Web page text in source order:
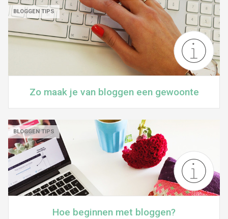
BLOGGEN TIPS
Zo maak je van bloggen een gewoonte
BLOGGEN TIPS
Hoe beginnen met bloggen?